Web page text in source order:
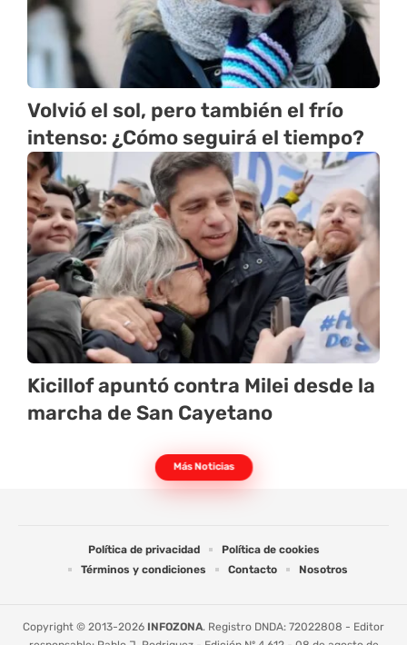
Volvió el sol, pero también el frío
intenso: ¿Cómo seguirá el tiempo?
Kicillof apuntó contra Milei desde la
marcha de San Cayetano
Más Noticias
Política de privacidad
Política de cookies
Términos y condiciones
Contacto Nosotros
Copyright © 2013-2026 INFOZONA. Registro DNDA: 72022808 - Editor